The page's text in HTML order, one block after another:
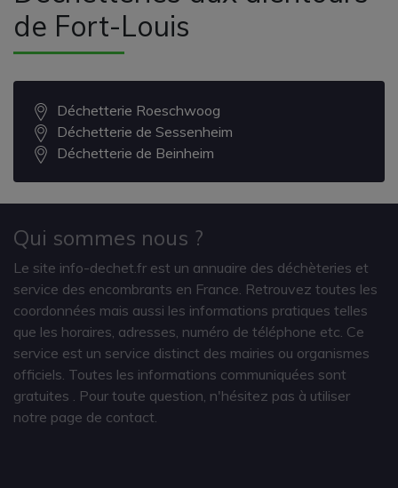
de Fort-Louis
Déchetterie Roeschwoog
Déchetterie de Sessenheim
Déchetterie de Beinheim
Qui sommes nous ?
Le site info-dechet.fr est un annuaire des déchèteries et
service des encombrants en France. Retrouvez toutes les
coordonnées mais aussi les informations pratiques telles
que les horaires, adresses, numéro de téléphone etc. Ce
service est un service distinct des mairies ou organismes
officiels. Toutes les informations communiquées sont
gratuites
. Pour toute question, n'hésitez pas à utiliser
notre page de contact.